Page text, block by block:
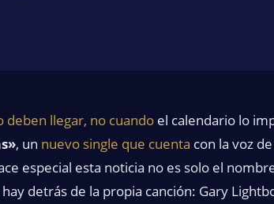
deben llegar, no cuando el calendario lo
, un nuevo single que cuenta con la voz de
especial esta noticia no es solo el
detrás de la propia canción: Gary